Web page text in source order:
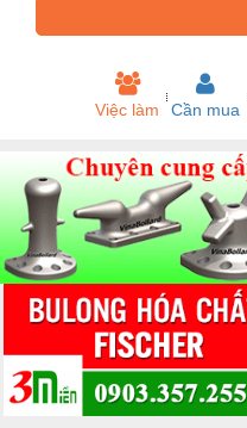
Việc làm Cần mua